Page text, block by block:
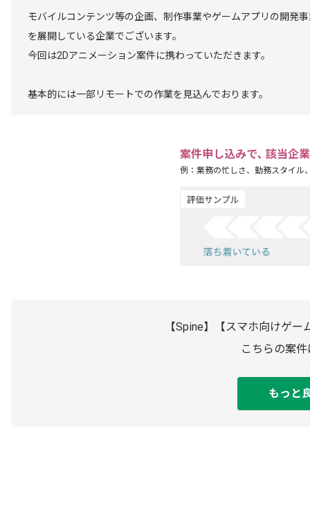
モバイルコンテンツ等の企画、制作事業やゲームアプリの開発
を展開している企業でございます。
今回は2Dアニメーション案件に携わっていただきます。
基本的には一部リモートでの作業を見込んでおります。
案件申し込みで､ 該当企
例：業務の忙しさ、勤務スタイル
【Spine】【スマホ向けゲ
こちらの案
もっと